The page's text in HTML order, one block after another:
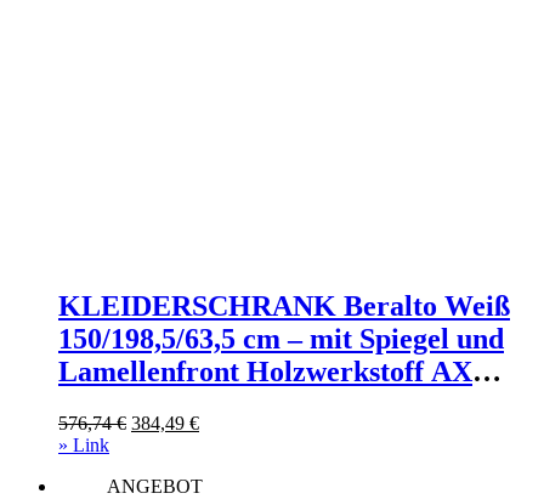
KLEIDERSCHRANK Beralto Weiß
150/198,5/63,5 cm – mit Spiegel und
Lamellenfront Holzwerkstoff AX
Kleiderschränke >
576,74€ Ursprünglicher
576,74 €
384,49 €Aktueller
384,49 €.
» Link
ANGEBOT